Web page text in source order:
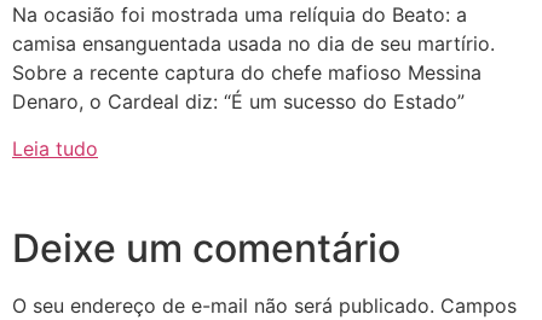
Na ocasião foi mostrada uma relíquia do Beato: a
camisa ensanguentada usada no dia de seu martírio.
Sobre a recente captura do chefe mafioso Messina
Denaro, o Cardeal diz: “É um sucesso do Estado”
Leia tudo
Deixe um comentário
O seu endereço de e-mail não será publicado. Campos